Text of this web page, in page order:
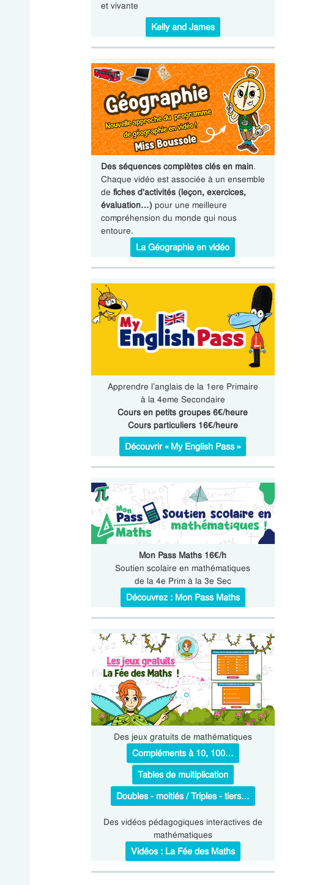
et vivante
Kelly and James
Des séquences complètes clés en main.
Chaque vidéo est associée à un ensemble
de fiches d'activités (leçon, exercices,
évaluation…) pour une meilleure
compréhension du monde qui nous
entoure.
La Géographie en vidéo
Apprendre l’anglais de la 1ere Primaire
à la 4eme Secondaire
Cours en petits groupes 6€/heure
Cours particuliers 16€/heure
Découvrir « My English Pass »
Mon Pass Maths 16€/h
Soutien scolaire en mathématiques
de la 4e Prim à la 3e Sec
Découvrez : Mon Pass Maths
Des jeux gratuits de mathématiques
Compléments à 10, 100…
Tables de multiplication
Doubles - moitiés / Triples - tiers…
Des vidéos pédagogiques interactives de
mathématiques
Vidéos : La Fée des Maths